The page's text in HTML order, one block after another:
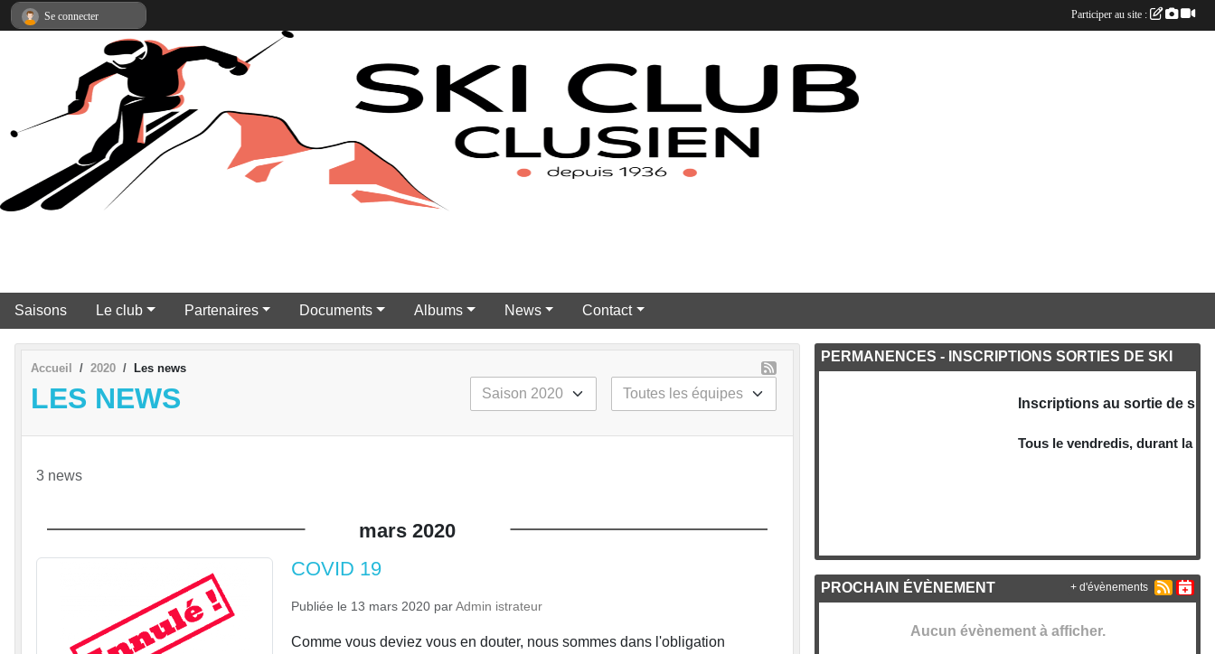
Saisons Le club Partenaires Documents Albums News Contact
Accueil 2020 Les news
LES NEWS
3 news
mars 2020
COVID 19
Publiée le 13 mars 2020parAdmin istrateur
Comme vous deviez vous en douter, nous sommes dans l'obligation
PERMANENCES - INSCRIPTIONS SORTIES DE SKI
Inscriptions au sortie de ski
Tous le vendredis, durant la
PROCHAIN ÉVÈNEMENT
Aucun évènement à afficher.
+ d'évènements
Se connecter Participer au site :
Panneau de gestion des cookies